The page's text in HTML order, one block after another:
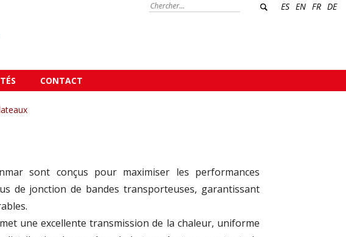
ES EN FR DE
CONTACT
sont conçus pour maximiser les performances
de jonction de bandes transporteuses, garantissant
une excellente transmission de la chaleur, uniforme